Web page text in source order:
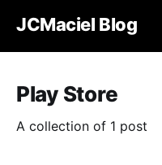
JCMaciel Blog
Play Store
A collection of 1 post